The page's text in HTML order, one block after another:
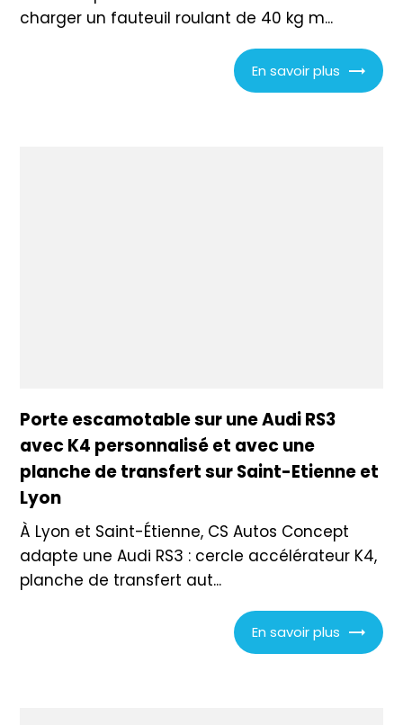
charger un fauteuil roulant de 40 kg m...
En savoir plus
Porte escamotable sur une Audi RS3
avec K4 personnalisé et avec une
planche de transfert sur Saint-Etienne et
Lyon
À Lyon et Saint-Étienne, CS Autos Concept
adapte une Audi RS3 : cercle accélérateur K4,
planche de transfert aut...
En savoir plus